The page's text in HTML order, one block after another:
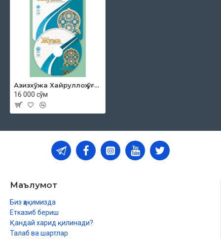
Азизхўжа Хайруллоҳ ўғли - «Жума мавъизалари» 32-диск (МР3)
16 000 сўм
Маълумот
Биз ҳақимизда
Етказиб бериш
Қандай харид қилинади?
Талаб ва шартлар